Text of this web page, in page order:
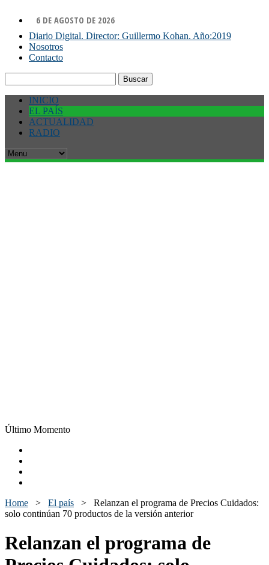
6 DE AGOSTO DE 2026
Diario Digital. Director: Guillermo Kohan. Año:2019
Nosotros
Contacto
INICIO
EL PAÍS
ACTUALIDAD
RADIO
Último Momento
Home > El país > Relanzan el programa de Precios Cuidados:
solo continúan 70 productos de la versión anterior
Relanzan el programa de